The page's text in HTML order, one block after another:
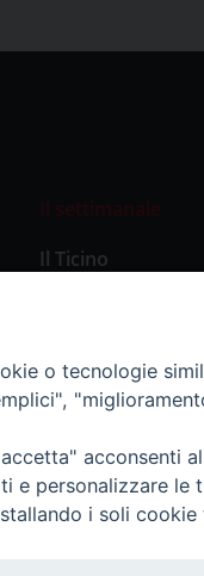
Il settimanale
Il Ticino
o tecnologie
acconsenti
e personalizzare le
i soli